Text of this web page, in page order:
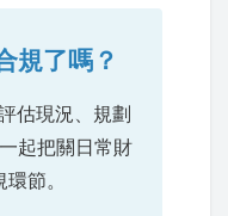
規了嗎？
估現況、規劃
起把關日常財
節。